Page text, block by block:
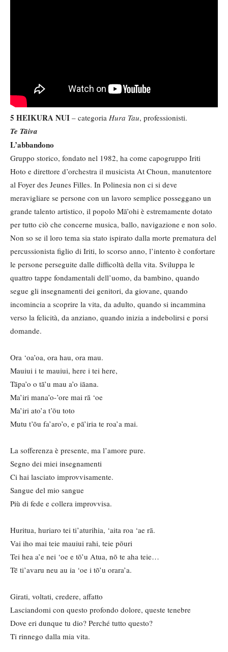
5 HEIKURA NUI – categoria Hura Tau, professionisti.
Te Tāiva
L’abbandono
Gruppo storico, fondato nel 1982, ha come capogruppo Iriti
Hoto e direttore d’orchestra il musicista At Choun, manutentore
al Foyer des Jeunes Filles. In Polinesia non ci si deve
meravigliare se persone con un lavoro semplice posseggano un
grande talento artistico, il popolo Mā’ohi è estremamente dotato
per tutto ciò che concerne musica, ballo, navigazione e non solo.
Non so se il loro tema sia stato ispirato dalla morte prematura del
percussionista figlio di Iriti, lo scorso anno, l’intento è confortare
le persone perseguite dalle difficoltà della vita. Sviluppa le
quattro tappe fondamentali dell’uomo, da bambino, quando
segue gli insegnamenti dei genitori, da giovane, quando
incomincia a scoprire la vita, da adulto, quando si incammina
verso la felicità, da anziano, quando inizia a indebolirsi e porsi
domande.
Ora ‘oa’oa, ora hau, ora mau.
Mauiui i te mauiui, here i tei here,
Tāpa’o o tā’u mau a’o iāana.
Ma’iri mana’o-’ore mai rā ‘oe
Ma’iri ato’a t’ōu toto
Mutu t’ōu fa’aro’o, e pā’iria te roa’a mai.
La sofferenza è presente, ma l’amore pure.
Segno dei miei insegnamenti
Ci hai lasciato improvvisamente.
Sangue del mio sangue
Più di fede e collera improvvisa.
Huritua, huriaro tei ti’aturihia, ‘aita roa ‘ae rā.
Vai iho mai teie mauiui rahi, teie pōuri
Tei hea a’e nei ‘oe e tō’u Atua, nō te aha teie…
Tē ti’avaru neu au ia ‘oe i tō’u orara’a.
Girati, voltati, credere, affatto
Lasciandomi con questo profondo dolore, queste tenebre
Dove eri dunque tu dio? Perché tutto questo?
Ti rinnego dalla mia vita.